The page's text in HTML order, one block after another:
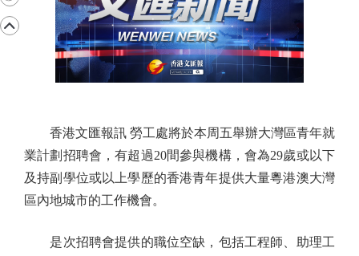
香港文匯報訊 勞工處將於本周五舉辦大灣區青年就
業計劃招聘會，有超過20間參與機構，會為29歲或以下
及持副學位或以上學歷的香港青年提供大量粵港澳大灣
區內地城市的工作機會。
是次招聘會提供的職位空缺，包括工程師、助理工